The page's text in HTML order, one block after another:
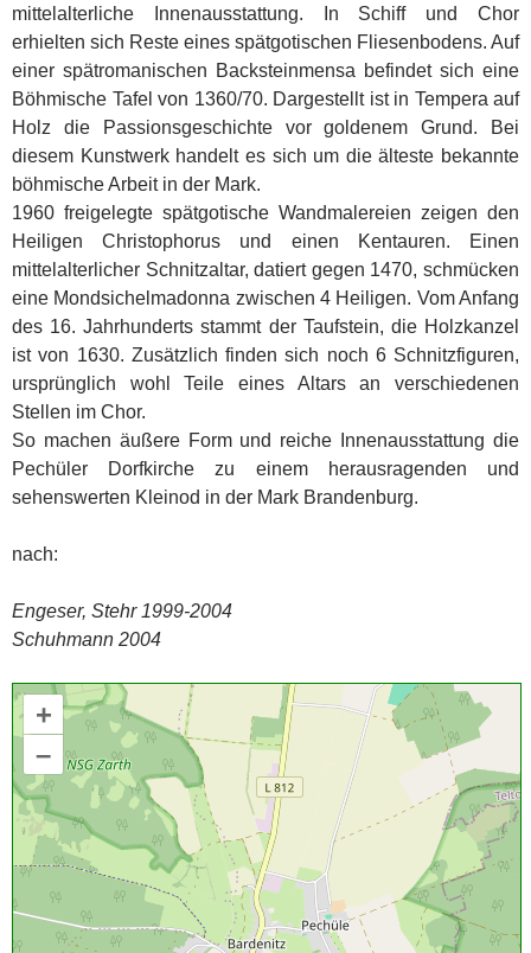
mittelalterliche Innenausstattung. In Schiff und Chor
erhielten sich Reste eines spätgotischen Fliesenbodens. Auf
einer spätromanischen Backsteinmensa befindet sich eine
Böhmische Tafel von 1360/70. Dargestellt ist in Tempera auf
Holz die Passionsgeschichte vor goldenem Grund. Bei
diesem Kunstwerk handelt es sich um die älteste bekannte
böhmische Arbeit in der Mark.
1960 freigelegte spätgotische Wandmalereien zeigen den
Heiligen Christophorus und einen Kentauren. Einen
mittelalterlicher Schnitzaltar, datiert gegen 1470, schmücken
eine Mondsichelmadonna zwischen 4 Heiligen. Vom Anfang
des 16. Jahrhunderts stammt der Taufstein, die Holzkanzel
ist von 1630. Zusätzlich finden sich noch 6 Schnitzfiguren,
ursprünglich wohl Teile eines Altars an verschiedenen
Stellen im Chor.
So machen äußere Form und reiche Innenausstattung die
Pechüler Dorfkirche zu einem herausragenden und
sehenswerten Kleinod in der Mark Brandenburg.
nach:
Engeser, Stehr 1999-2004
Schuhmann 2004
+
–